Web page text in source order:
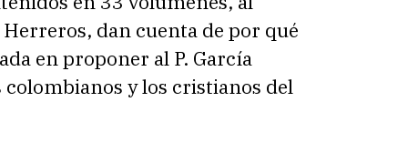
dan cuenta de por qué
en proponer al P. García
y los cristianos del